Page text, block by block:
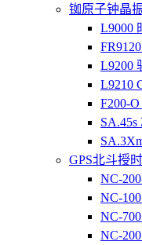
铷原子钟晶
L9000
L9200
L9210
F200-
GPS北斗授
NC-
NC-
NC-
NC-